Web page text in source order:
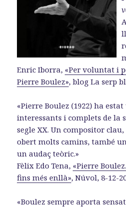
Enric Iborra, «Per voluntat i
Pierre Boulez», blog La serp
«Pierre Boulez (1922) ha
interessants i complets de la
segle XX. Un compositor
obert molts camins, també
un audaç teòric.»
Fèlix Edo Tena, «Pierre
fins més enllà», Núvol, 8-12-
«Boulez sempre aporta